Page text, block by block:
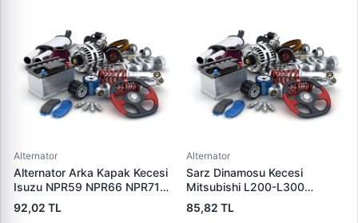
Alternator
Alternator Arka Kapak Kecesi
Isuzu NPR59 NPR66 NPR71
Nqr Nkr KS22 MD27 Turkuaz
15×32×7.5 | 3E 5888310 |
92,02 TL
Alternator
Sarz Dinamosu Kecesi
Mitsubishi L200-L300
Alternator Kecesi | 3E
5815305 | OEM 15305
85,82 TL